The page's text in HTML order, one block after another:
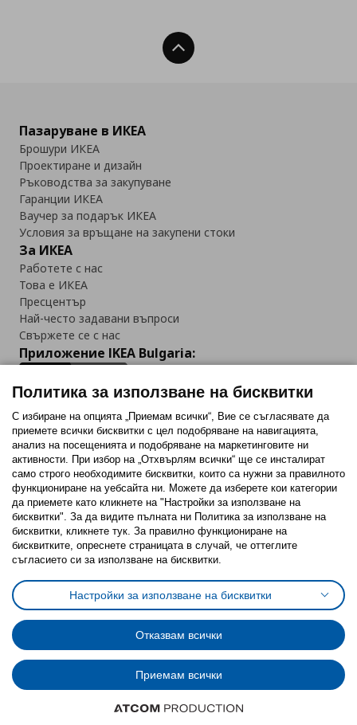
Нагоре
Пазаруване в ИКЕА
Брошури ИКЕА
Проектиране и дизайн
Ръководства за закупуване
Гаранции ИКЕА
Ваучер за подарък ИКЕА
Условия за връщане на закупени стоки
За ИКЕА
Работете с нас
Това е ИКЕА
Пресцентър
Най-често задавани въпроси
Свържете се с нас
Приложение IKEA Bulgaria:
Последвайте ни:
FacebookTwitterYoutubePinterestInstagram
Политика за използване на бисквитки (Cookies)
Избор на настройки за използване на бисквитки
Условия за ползване на ikea.bgОбща политика за личните данни
Политика за защита на личните данни на ikea.bg
Общи условия на програма IKEA Family
Политика за защита на лични данни на програма IKEA Family
© Inter-IKEA Systems B.V. 1999 - 2025
Политика за използване на бисквитки
С избиране на опцията „Приемам всички“, Вие се съгласявате да
приемете всички бисквитки с цел подобряване на навигацията,
анализ на посещенията и подобряване на маркетинговите ни
активности. При избор на „Отхвърлям всички“ ще се инсталират
само строго необходимитe бисквитки, които са нужни за правилното
функциониране на уебсайта ни. Можете да изберете кои категории
да приемете като кликнете на "Настройки за използване на
бисквитки". За да видите пълната ни Политика за използване на
бисквитки, кликнете тук. За правилно функциониране на
бисквитките, опреснете страницата в случай, че оттеглите
съгласието си за използване на бисквитки.
Настройки за използване на бисквитки
Отказвам всички
Приемам всички